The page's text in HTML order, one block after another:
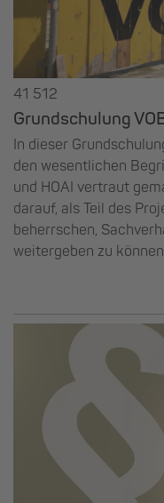
41 512
Grundschulung
In dieser
den wesentlichen
und HOAI vertraut
darauf, als Teil des
beherrschen,
weitergeben zu